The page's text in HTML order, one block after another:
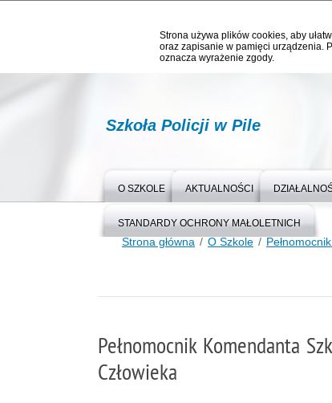
Strona używa plików cookies, aby
oraz zapisanie w pamięci urządzenia.
oznacza wyrażenie zgody.
Szkoła Policji w Pile
O SZKOLE AKTUALNOŚCI
STANDARDY OCHRONY MAŁOLETNICH
Strona główna O Szkole
Pełnomocnik Komendanta
Człowieka